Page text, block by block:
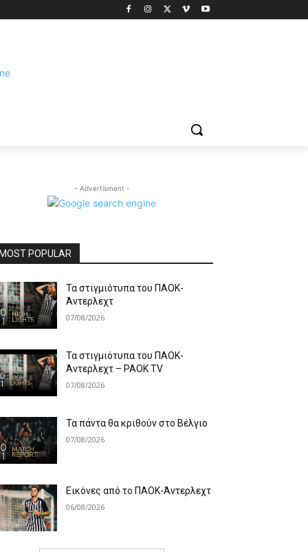
- Advertisment -
POPULAR
Τα στιγμιότυπα του ΠΑΟΚ-
Άντερλεχτ
07/08/2026
Τα στιγμιότυπα του ΠΑΟΚ-
Άντερλεχτ – PAOK TV
07/08/2026
Τα πάντα θα κριθούν στο Βέλγιο
07/08/2026
Εικόνες από το ΠΑΟΚ-Άντερλεχτ
06/08/2026